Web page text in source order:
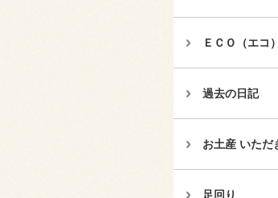
ＥＣＯ（エコ）
過去の日記
お土産 いただ
足回り